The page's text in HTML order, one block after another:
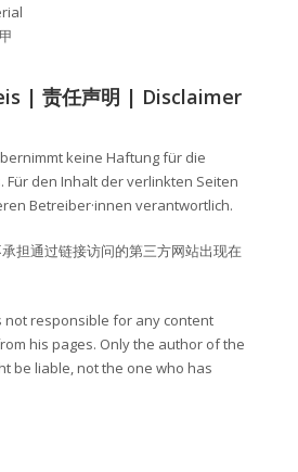
| 责任声明 | Disclaimer
keine Haftung für die
Für den Inhalt der verlinkten Seiten
Betreiber·innen verantwortlich.
担通过链接访问的第三方网站出现在
not responsible for any content
his pages. Only the author of the
be liable, not the one who has